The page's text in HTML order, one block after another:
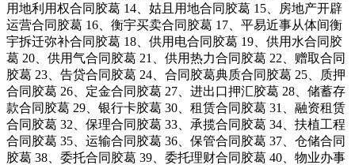
用地利用权合同胶葛 14、姑且用地合同胶葛 15、房地产开辟
运营合同胶葛 16、衡宇买卖合同胶葛 17、平易近事从体间衡
宇拆迁弥补合同胶葛 18、供用电合同胶葛 19、供用水合同胶
葛 20、供用气合同胶葛 21、供用热力合同胶葛 22、赠取合同
胶葛 23、告贷合同胶葛 24、合同胶葛典质合同胶葛 25、质押
合同胶葛 26、定金合同胶葛 27、进出口押汇胶葛 28、储蓄存
款合同胶葛 29、银行卡胶葛 30、租赁合同胶葛 31、融资租赁
合同胶葛 32、保理合同胶葛 33、承揽合同胶葛 34、扶植工程
合同胶葛 35、运输合同胶葛 36、保管合同胶葛 37、仓储合同
胶葛 38、委托合同胶葛 39、委托理财合同胶葛 40、物业办事